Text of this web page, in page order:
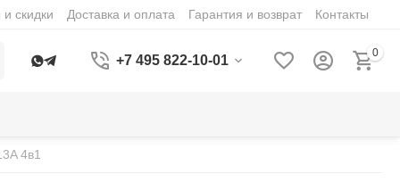
скидки Доставка и оплата Гарантия и возврат Контакты
+7 495 822-10-01 0
4в1